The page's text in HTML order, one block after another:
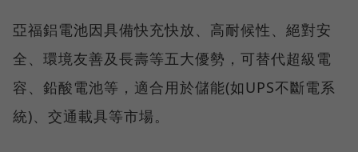
亞福鋁電池因具備快充快放、高耐候性、絕對安
全、環境友善及長壽等五大優勢，可替代超級電
容、鉛酸電池等，適合用於儲能(如UPS不斷電系
統)、交通載具等市場。